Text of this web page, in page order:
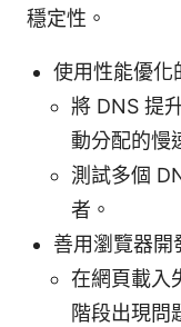
穩定性。
使用性能優化
將 DNS 提
動分配的慢
測試多個
者。
善用瀏覽器開
在網頁載入
階段出現問